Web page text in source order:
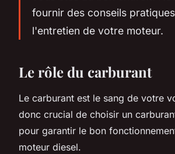
fournir des conseils
l'entretien de votre moteur.
Le rôle du carburant
Le carburant est le sang de votre
donc crucial de choisir un
pour garantir le bon
moteur diesel.